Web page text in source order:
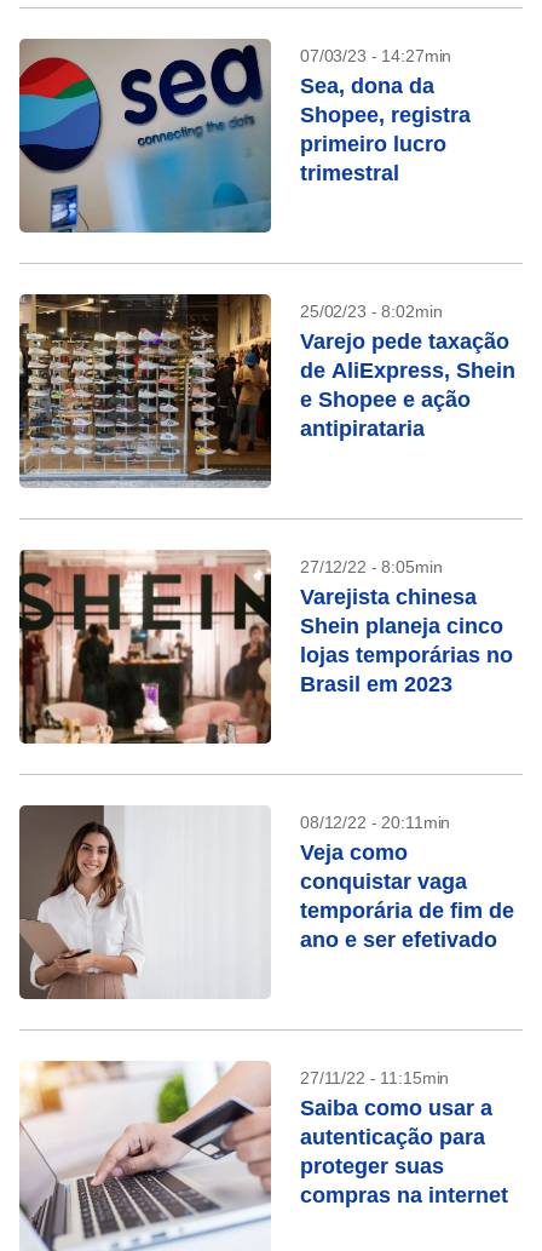
07/03/23 - 14:27min
Sea, dona da
Shopee, registra
primeiro lucro
trimestral
25/02/23 - 8:02min
Varejo pede taxação
de AliExpress, Shein
e Shopee e ação
antipirataria
27/12/22 - 8:05min
Varejista chinesa
Shein planeja cinco
lojas temporárias no
Brasil em 2023
08/12/22 - 20:11min
Veja como
conquistar vaga
temporária de fim de
ano e ser efetivado
27/11/22 - 11:15min
Saiba como usar a
autenticação para
proteger suas
compras na internet